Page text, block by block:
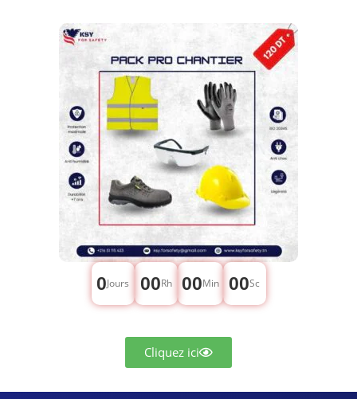
0Jours 00Rh 00Min 00Sc
Cliquez ici